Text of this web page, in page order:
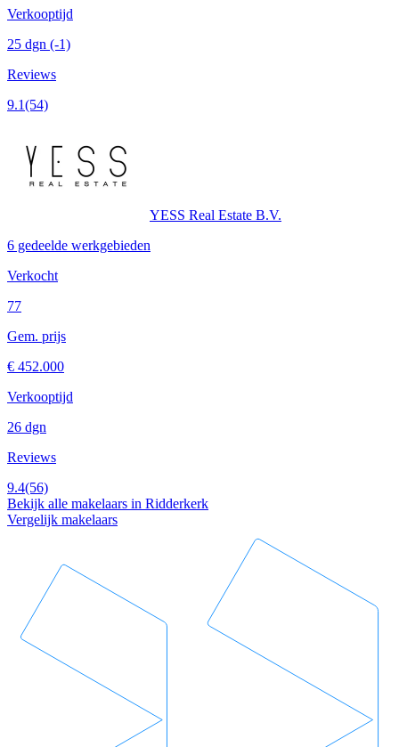
Verkooptijd
25 dgn (-1)
Reviews
9.1(54)
YESS Real Estate B.V.
6 gedeelde werkgebieden
Verkocht
77
Gem. prijs
€ 452.000
Verkooptijd
26 dgn
Reviews
9.4(56)
Bekijk alle makelaars in Ridderkerk
Vergelijk makelaars